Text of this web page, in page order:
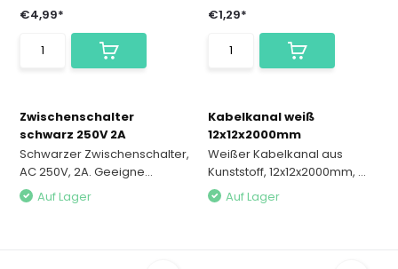
€4,99*
Zwischenschalter
schwarz 250V 2A
Schwarzer Zwischenschalter,
AC 250V, 2A. Geeigne...
Auf Lager
€1,29*
Kabelkanal weiß
12x12x2000mm
Weißer Kabelkanal aus
Kunststoff, 12x12x2000mm, ...
Auf Lager